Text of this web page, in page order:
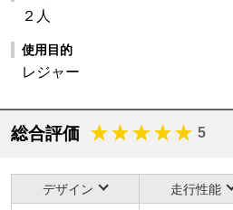
２人
使用目的
レジャー
総合評価 5
デザイン 走行性能